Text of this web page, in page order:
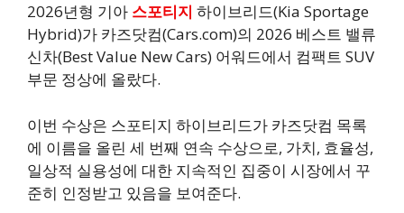
2026년형 기아 스포티지 하이브리드(Kia Sportage
Hybrid)가 카즈닷컴(Cars.com)의 2026 베스트 밸류
신차(Best Value New Cars) 어워드에서 컴팩트 SUV
부문 정상에 올랐다.
이번 수상은 스포티지 하이브리드가 카즈닷컴 목록
에 이름을 올린 세 번째 연속 수상으로, 가치, 효율성,
일상적 실용성에 대한 지속적인 집중이 시장에서 꾸
준히 인정받고 있음을 보여준다.